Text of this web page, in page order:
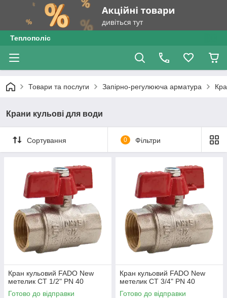
Теплополіс
Товари та послуги Запірно-регулююча арматура
Крани кульові для води
Сортування 0 Фільтри
Кран кульовий FADO New
метелик СТ 1/2" PN 40
Готово до відправки
Кран кульовий FADO New
метелик СТ 3/4" PN 40
Готово до відправки